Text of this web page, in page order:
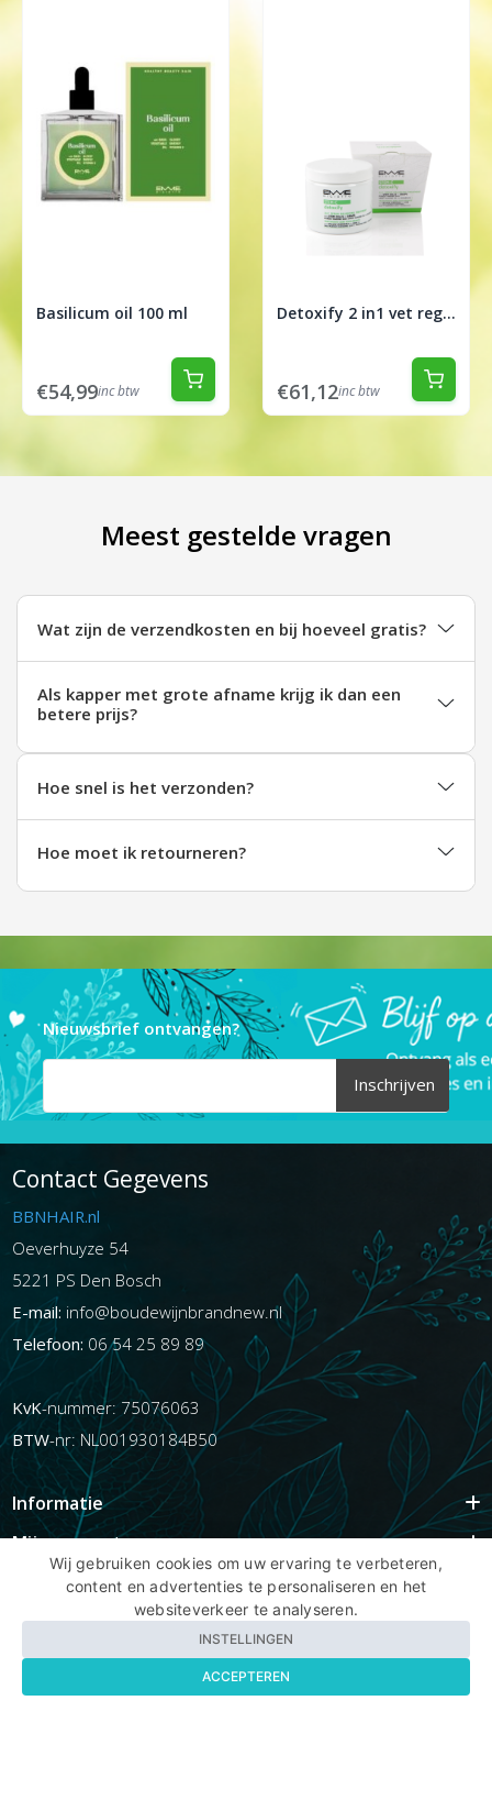
Basilicum oil 100 ml
€54,99inc btw
Detoxify 2 in1 vet regulerende treatment 200ml
€61,12inc btw
Meest gestelde vragen
Wat zijn de verzendkosten en bij hoeveel gratis?
Als kapper met grote afname krijg ik dan een
betere prijs?
Hoe snel is het verzonden?
Hoe moet ik retourneren?
Nieuwsbrief ontvangen?
Inschrijven
Contact Gegevens
BBNHAIR.nl
Oeverhuyze 54
5221 PS Den Bosch
E-mail: info@boudewijnbrandnew.nl
Telefoon: 06 54 25 89 89
KvK-nummer: 75076063
BTW-nr: NL001930184B50
Informatie
Mijn account
Populaire Tags
Wij gebruiken cookies om uw ervaring te verbeteren,
content en advertenties te personaliseren en het
websiteverkeer te analyseren.
INSTELLINGEN
ACCEPTEREN